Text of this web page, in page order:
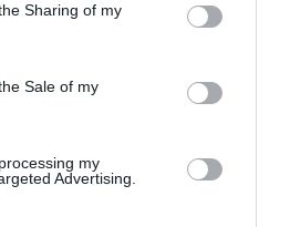
Sharing of my
Sale of my
my
Advertising.
denuncia instrumental, la
inevitablemente.
seguridad jurídica. Y sin
verdadera libertad.
otro elemento raramente
estructura política,